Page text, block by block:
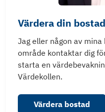
Värdera din
Jag eller någon av
område kontaktar dig
starta en
Värdekollen.
Värdera bostad